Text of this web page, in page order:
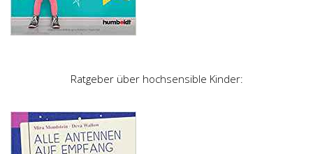
Ratgeber über hochsensible Kinder: